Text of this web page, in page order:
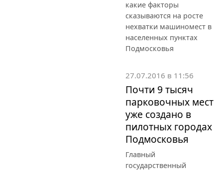
какие факторы
сказываются на росте
нехватки машиномест в
населенных пунктах
Подмосковья
27.07.2016 в 11:56
Почти 9 тысяч
парковочных мест
уже создано в
пилотных городах
Подмосковья
Главный
государственный